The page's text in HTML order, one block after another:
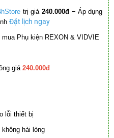
trị giá 240.000đ – Áp dụng
Đặt lịch ngay
mua Phụ kiện REXON & VIDVIE
giá 240.000đ
lỗi thiết bị
hài lòng